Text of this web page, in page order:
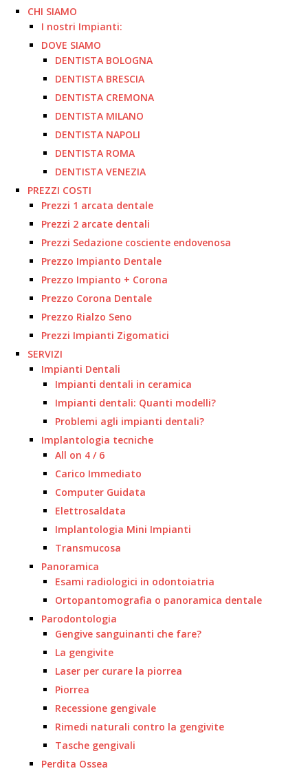
CHI SIAMO
I nostri Impianti:
DOVE SIAMO
DENTISTA BOLOGNA
DENTISTA BRESCIA
DENTISTA CREMONA
DENTISTA MILANO
DENTISTA NAPOLI
DENTISTA ROMA
DENTISTA VENEZIA
PREZZI COSTI
Prezzi 1 arcata dentale
Prezzi 2 arcate dentali
Prezzi Sedazione cosciente endovenosa
Prezzo Impianto Dentale
Prezzo Impianto + Corona
Prezzo Corona Dentale
Prezzo Rialzo Seno
Prezzi Impianti Zigomatici
SERVIZI
Impianti Dentali
Impianti dentali in ceramica
Impianti dentali: Quanti modelli?
Problemi agli impianti dentali?
Implantologia tecniche
All on 4 / 6
Carico Immediato
Computer Guidata
Elettrosaldata
Implantologia Mini Impianti
Transmucosa
Panoramica
Esami radiologici in odontoiatria
Ortopantomografia o panoramica dentale
Parodontologia
Gengive sanguinanti che fare?
La gengivite
Laser per curare la piorrea
Piorrea
Recessione gengivale
Rimedi naturali contro la gengivite
Tasche gengivali
Perdita Ossea